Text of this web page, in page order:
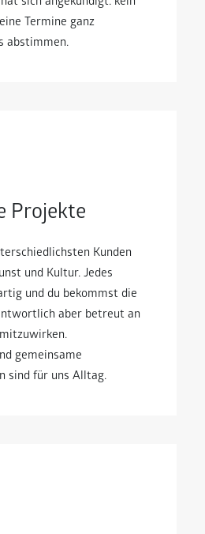
Termine ganz
abstimmen.
Projekte
Kunden
und Kultur. Jedes
und du bekommst die
aber betreut an
gemeinsame
sind für uns Alltag.